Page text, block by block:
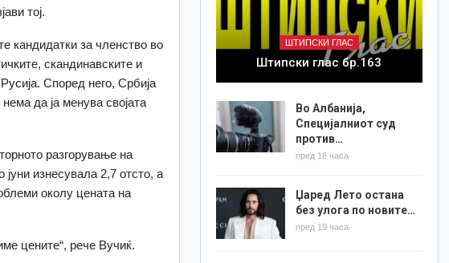
тој.
кандидатки за членство во
скандинавските и
Според него, Србија
да ја менува својата
разгорување на
изнесувала 2,7 отсто, а
околу цената на
цените“, рече Вучиќ.
ШТИПСКИ ГЛАС
Штипски глас бр.163
Во Албанија,
Специјалниот суд
против…
пред 18 часа
Џаред Лето остана
без улога по новите…
пред 19 часа